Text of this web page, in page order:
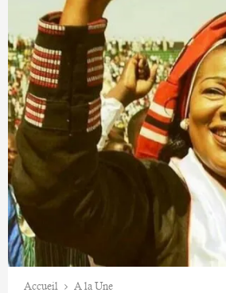
Accueil
A la Une